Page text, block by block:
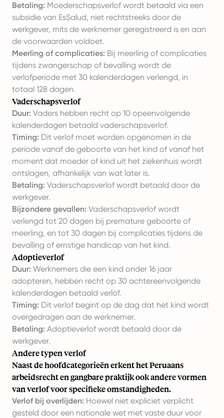
Betaling: Moederschapsverlof wordt betaald via een
subsidie van EsSalud, niet rechtstreeks door de
werkgever, mits de werknemer geregistreerd is en aan
de voorwaarden voldoet.
Meerling of complicaties: Bij meerling of complicaties
tijdens zwangerschap of bevalling wordt de
verlofperiode met 30 kalenderdagen verlengd, in
totaal 128 dagen.
Vaderschapsverlof
Duur: Vaders hebben recht op 10 opeenvolgende
kalenderdagen betaald vaderschapsverlof.
Timing: Dit verlof moet worden opgenomen in de
periode vanaf de geboorte van het kind of vanaf het
moment dat moeder of kind uit het ziekenhuis wordt
ontslagen, afhankelijk van wat later is.
Betaling: Vaderschapsverlof wordt betaald door de
werkgever.
Bijzondere gevallen: Vaderschapsverlof wordt
verlengd tot 20 dagen bij premature geboorte of
meerling, en tot 30 dagen bij complicaties tijdens de
bevalling of ernstige handicap van het kind.
Adoptieverlof
Duur: Werknemers die een kind onder 16 jaar
adopteren, hebben recht op 30 achtereenvolgende
kalenderdagen betaald verlof.
Timing: Dit verlof begint op de dag dat het kind wordt
overgedragen aan de werknemer.
Betaling: Adoptieverlof wordt betaald door de
werkgever.
Andere typen verlof
Naast de hoofdcategorieën erkent het Peruaans
arbeidsrecht en gangbare praktijk ook andere vormen
van verlof voor specifieke omstandigheden.
Verlof bij overlijden: Hoewel niet expliciet verplicht
gesteld door een nationale wet met vaste duur voor